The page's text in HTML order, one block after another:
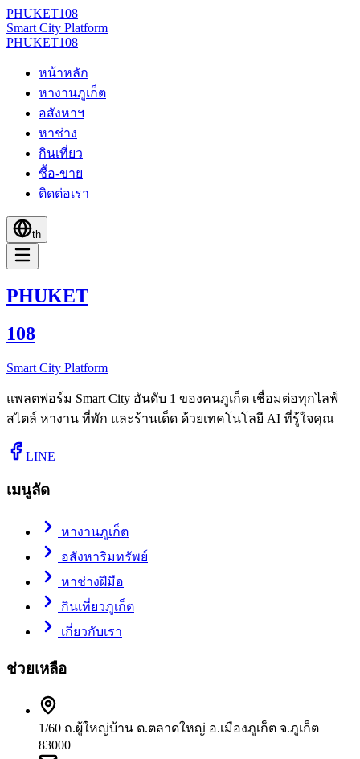
PHUKET108
Smart City Platform
PHUKET108
หน้าหลัก
หางานภูเก็ต
อสังหาฯ
หาช่าง
กินเที่ยว
ซื้อ-ขาย
ติดต่อเรา
th
PHUKET
108
Smart City Platform
แพลตฟอร์ม Smart City อันดับ 1 ของคนภูเก็ต เชื่อมต่อทุกไลฟ์
สไตล์ หางาน ที่พัก และร้านเด็ด ด้วยเทคโนโลยี AI ที่รู้ใจคุณ
LINE
เมนูลัด
หางานภูเก็ต
อสังหาริมทรัพย์
หาช่างฝีมือ
กินเที่ยวภูเก็ต
เกี่ยวกับเรา
ช่วยเหลือ
1/60 ถ.ผู้ใหญ่บ้าน ต.ตลาดใหญ่ อ.เมืองภูเก็ต จ.ภูเก็ต
83000